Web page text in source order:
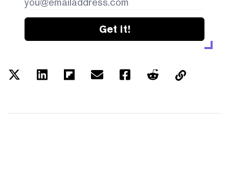
Get it!